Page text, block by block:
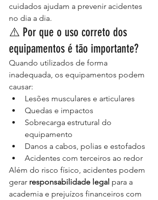
cuidados ajudam a prevenir acidentes
no dia a dia.
⚠️ Por que o uso correto dos
equipamentos é tão importante?
Quando utilizados de forma
inadequada, os equipamentos podem
causar:
Lesões musculares e articulares
Quedas e impactos
Sobrecarga estrutural do
equipamento
Danos a cabos, polias e estofados
Acidentes com terceiros ao redor
Além do risco físico, acidentes podem
gerar responsabilidade legal para a
academia e prejuízos financeiros com